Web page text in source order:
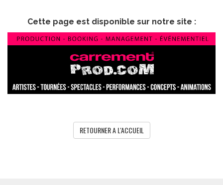
Cette page est disponible sur notre site :
RETOURNER A L'ACCUEIL